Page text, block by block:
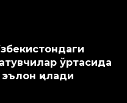
ўртасида
эълон қилади